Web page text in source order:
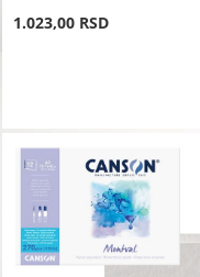
1.023,00 RSD